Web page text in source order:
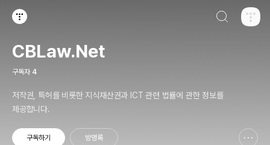
CBLaw.Net
구독자 4
저작권, 특허를 비롯한 지식재산권과 ICT 관련 법률에 관한 정보를
제공합니다.
구독하기 방명록